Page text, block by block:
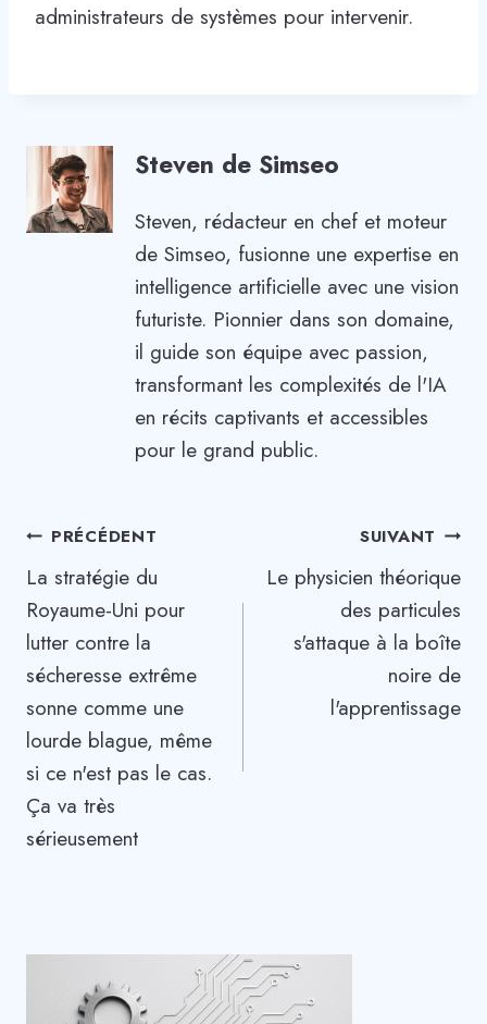
administrateurs de systèmes pour intervenir.
Steven de Simseo
Steven, rédacteur en chef et moteur
de Simseo, fusionne une expertise en
intelligence artificielle avec une vision
futuriste. Pionnier dans son domaine,
il guide son équipe avec passion,
transformant les complexités de l'IA
en récits captivants et accessibles
pour le grand public.
Navigation
de
l’article
PRÉCÉDENT
La stratégie du
Royaume-Uni pour
lutter contre la
sécheresse extrême
sonne comme une
lourde blague, même
si ce n'est pas le cas.
Ça va très
sérieusement
SUIVANT
Le physicien théorique
des particules
s'attaque à la boîte
noire de
l'apprentissage